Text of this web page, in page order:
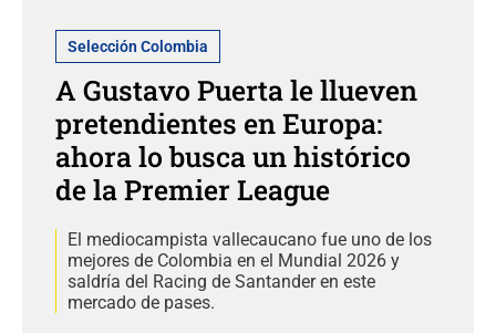
Selección Colombia
A Gustavo Puerta le llueven
pretendientes en Europa:
ahora lo busca un histórico
de la Premier League
El mediocampista vallecaucano fue uno de los
mejores de Colombia en el Mundial 2026 y
saldría del Racing de Santander en este
mercado de pases.